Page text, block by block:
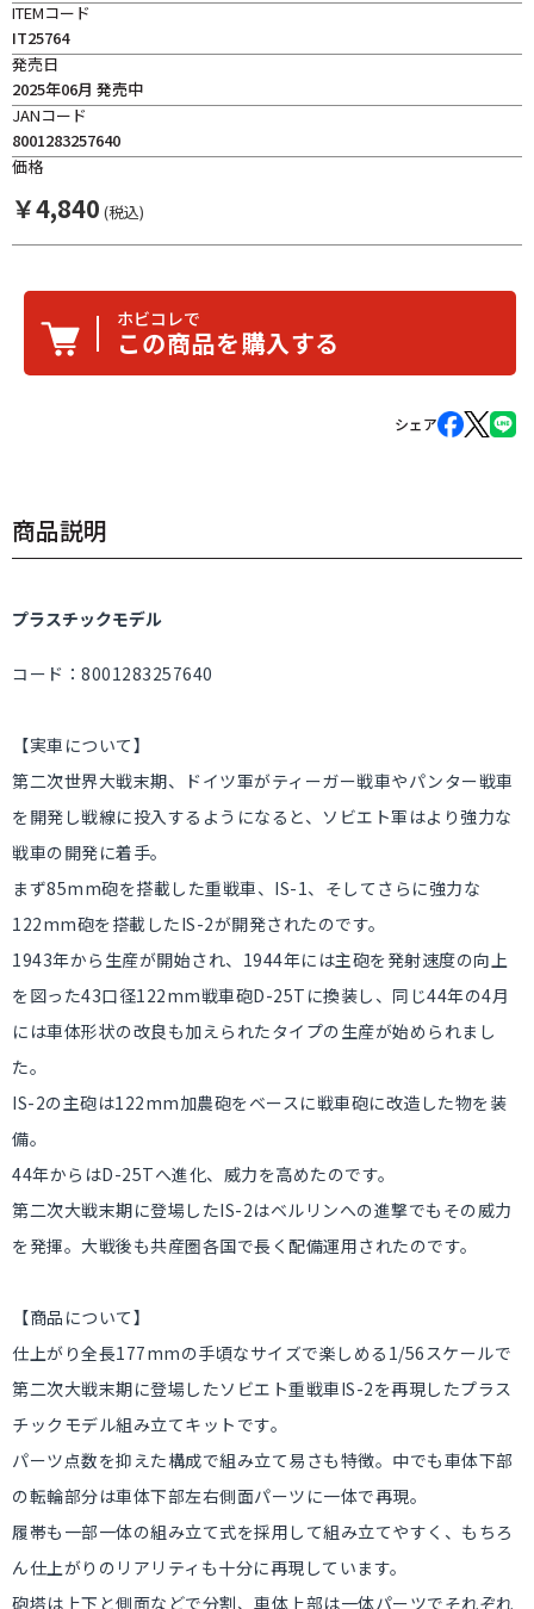
ITEMコード
IT25764
発売日
2025年06月 発売中
JANコード
8001283257640
価格
￥4,840 (税込)
ホビコレで
この商品を購入する
シェア
商品説明
プラスチックモデル
コード：8001283257640
【実車について】
第二次世界大戦末期、ドイツ軍がティーガー戦車やパンター戦車
を開発し戦線に投入するようになると、ソビエト軍はより強力な
戦車の開発に着手。
まず85mm砲を搭載した重戦車、IS-1、そしてさらに強力な
122mm砲を搭載したIS-2が開発されたのです。
1943年から生産が開始され、1944年には主砲を発射速度の向上
を図った43口径122mm戦車砲D-25Tに換装し、同じ44年の4月
には車体形状の改良も加えられたタイプの生産が始められまし
た。
IS-2の主砲は122mm加農砲をベースに戦車砲に改造した物を装
備。
44年からはD-25Tへ進化、威力を高めたのです。
第二次大戦末期に登場したIS-2はベルリンへの進撃でもその威力
を発揮。大戦後も共産圏各国で長く配備運用されたのです。
【商品について】
仕上がり全長177mmの手頃なサイズで楽しめる1/56スケールで
第二次大戦末期に登場したソビエト重戦車IS-2を再現したプラス
チックモデル組み立てキットです。
パーツ点数を抑えた構成で組み立て易さも特徴。中でも車体下部
の転輪部分は車体下部左右側面パーツに一体で再現。
履帯も一部一体の組み立て式を採用して組み立てやすく、もちろ
ん仕上がりのリアリティも十分に再現しています。
砲塔は上下と側面などで分割、車体上部は一体パーツでそれぞれ